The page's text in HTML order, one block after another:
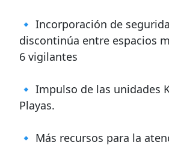
🔹 Incorporación de
discontinúa entre espacios
6 vigilantes
🔹 Impulso de las unidades
Playas.
🔹 Más recursos para la